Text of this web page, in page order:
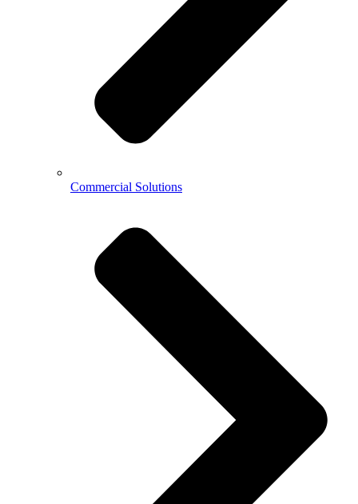
Commercial Solutions